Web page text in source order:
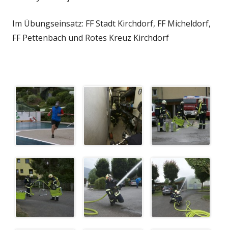
Im Übungseinsatz: FF Stadt Kirchdorf, FF Micheldorf,
FF Pettenbach und Rotes Kreuz Kirchdorf